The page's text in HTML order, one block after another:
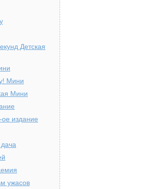
Детская
Мини
Мини
издание
ужасов